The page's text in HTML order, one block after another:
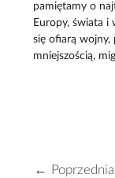
pamiętamy o
Europy, świata i
się ofiarą wojny,
mniejszością,
← Poprzednia